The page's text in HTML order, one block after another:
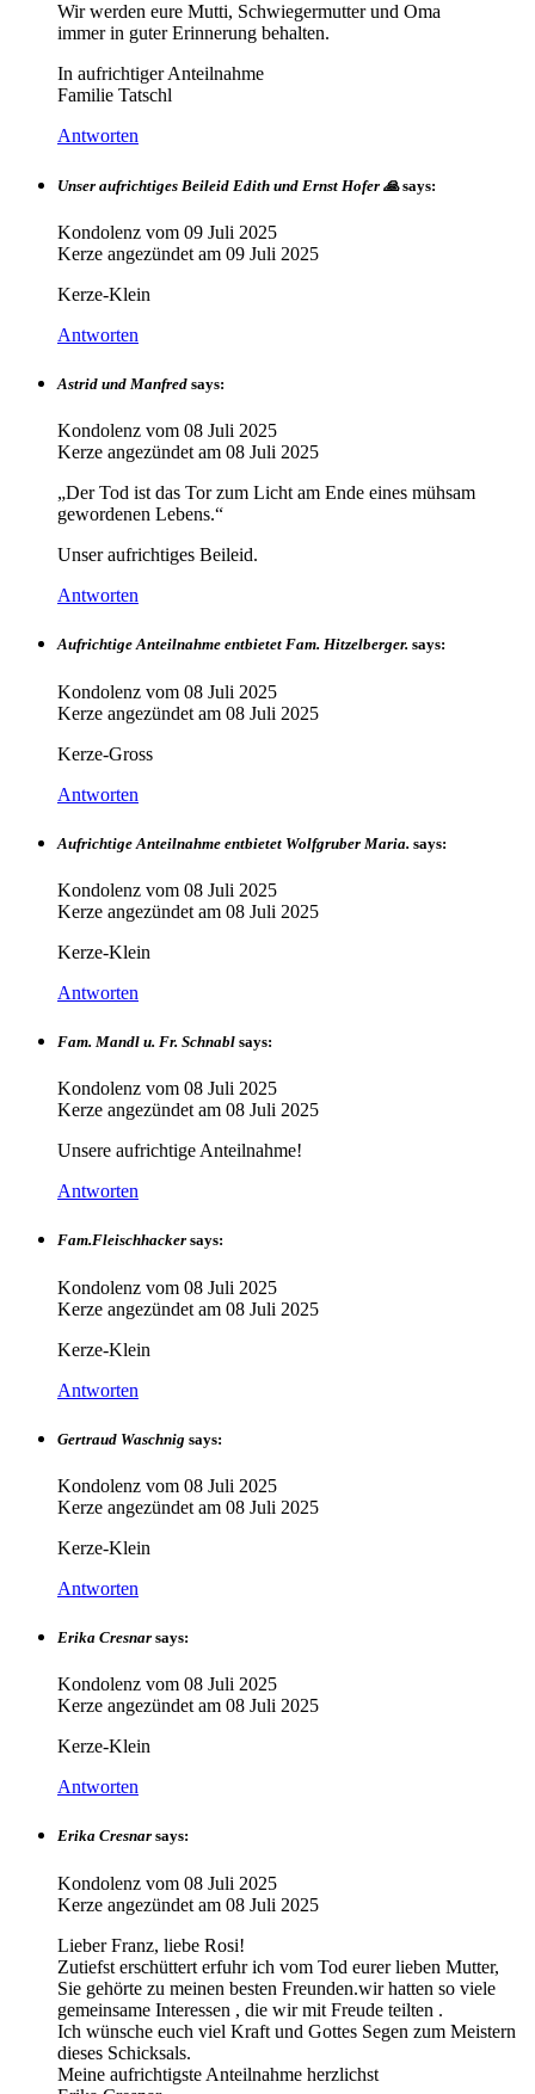
Wir werden eure Mutti, Schwiegermutter und Oma
immer in guter Erinnerung behalten.
In aufrichtiger Anteilnahme
Familie Tatschl
Antworten
Unser aufrichtiges Beileid Edith und Ernst Hofer 🙏 says:
Kondolenz vom 09 Juli 2025
Kerze angezündet am 09 Juli 2025
Kerze-Klein
Antworten
Astrid und Manfred says:
Kondolenz vom 08 Juli 2025
Kerze angezündet am 08 Juli 2025
„Der Tod ist das Tor zum Licht am Ende eines mühsam
gewordenen Lebens.“
Unser aufrichtiges Beileid.
Antworten
Aufrichtige Anteilnahme entbietet Fam. Hitzelberger. says:
Kondolenz vom 08 Juli 2025
Kerze angezündet am 08 Juli 2025
Kerze-Gross
Antworten
Aufrichtige Anteilnahme entbietet Wolfgruber Maria. says:
Kondolenz vom 08 Juli 2025
Kerze angezündet am 08 Juli 2025
Kerze-Klein
Antworten
Fam. Mandl u. Fr. Schnabl says:
Kondolenz vom 08 Juli 2025
Kerze angezündet am 08 Juli 2025
Unsere aufrichtige Anteilnahme!
Antworten
Fam.Fleischhacker says:
Kondolenz vom 08 Juli 2025
Kerze angezündet am 08 Juli 2025
Kerze-Klein
Antworten
Gertraud Waschnig says:
Kondolenz vom 08 Juli 2025
Kerze angezündet am 08 Juli 2025
Kerze-Klein
Antworten
Erika Cresnar says:
Kondolenz vom 08 Juli 2025
Kerze angezündet am 08 Juli 2025
Kerze-Klein
Antworten
Erika Cresnar says:
Kondolenz vom 08 Juli 2025
Kerze angezündet am 08 Juli 2025
Lieber Franz, liebe Rosi!
Zutiefst erschüttert erfuhr ich vom Tod eurer lieben Mutter,
Sie gehörte zu meinen besten Freunden.wir hatten so viele
gemeinsame Interessen , die wir mit Freude teilten .
Ich wünsche euch viel Kraft und Gottes Segen zum Meistern
dieses Schicksals.
Meine aufrichtigste Anteilnahme herzlichst